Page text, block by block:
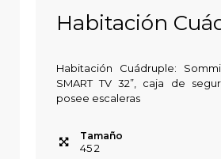
Habitación
Habitación Cuádruple:
SMART TV 32”, caja de
posee escaleras
Tamaño
452